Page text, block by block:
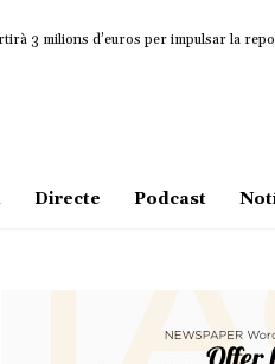
3 milions d’euros per impulsar la
Directe Podcast